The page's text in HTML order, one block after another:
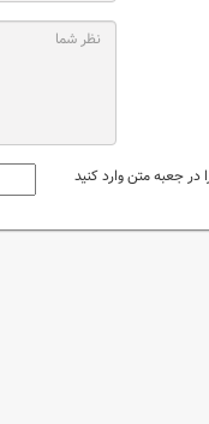
در جعبه متن وارد کنید